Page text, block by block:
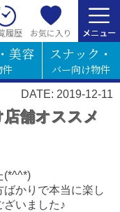
履歴 お気に入り
美容
件
スナック・
バー向け物件
DATE: 2019-12-11
舗オススメ
(*^^*)
かりで本当に楽し
いました♪